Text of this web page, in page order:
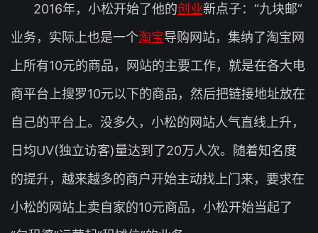
2016年，小松开始了他的创业新点子：“九块邮”
业务，实际上也是一个淘宝导购网站，集纳了淘宝网
上所有10元的商品，网站的主要工作，就是在各大电
商平台上搜罗10元以下的商品，然后把链接地址放在
自己的平台上。没多久，小松的网站人气直线上升，
日均UV(独立访客)量达到了20万人次。随着知名度
的提升，越来越多的商户开始主动找上门来，要求在
小松的网站上卖自家的10元商品，小松开始当起了